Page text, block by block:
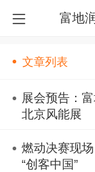
富地
文章列表
展会预告：
北京风能展
燃动决赛现
“创客中国”